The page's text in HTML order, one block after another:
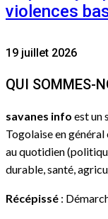
violences
19 juillet 2026
QUI SOMMES-
savanes info est un
Togolaise en
au quotidien
durable, santé,
Récépissé :